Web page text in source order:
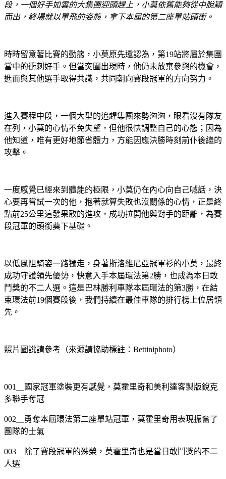
段，一個好手如雲的大集團迎頭趕上，小莫依舊能夠從中脫穎
而出，終場就以單飛的姿態，拿下本屆的第二座單站頭銜。
時時留意著比賽的動態，小莫原先還認為，第19站將屬於集團
當中的衝刺好手。但當突圍出現時，他仍未放棄參與的機會，
進而與其他選手取得共識，共同朝向賽段冠軍的方向努力。
進入賽程中段，一個大型的追趕集團來勢洶洶，眼看沒有隊友
在列，小莫的心情不免失望，但他很快調整自己的心態；因為
他知道，唯有更好地節省體力，方能因應決勝時刻前仆後繼的
攻擊。
一度感覺已經來到體能的極限，小莫仍在內心向自己喊話，決
心要再嘗試一次的他，抱著就算失敗也沒關係的心情，正是終
點前25公里這發果敢的進攻，成功拉開他與對手的距離，為賽
段冠軍的頭銜奠下基礎。
以低風阻騎姿一路獨走，身著斯洛維尼亞冠軍衫的小莫，最終
成功守護領先優勢，快意入手本屆環法第2勝，也成為本日敢
鬥獎的不二人選。這是巴林勝利車隊本屆環法的第3勝，在結
束環法前19個賽段後，我們持續在最佳車隊的排行榜上位居領
先。
照片圖說請參考（來源請協助標註：Bettiniphoto）
001＿國家冠軍塗裝更有感覺，莫霍里奇和美利達客製版銳克
多聯手奪冠
002＿勇奪本屆環法第二座單站冠軍，莫霍里奇用表現振奮了
團隊的士氣
003＿除了賽段冠軍的殊榮，莫霍里奇也是當日敢鬥獎的不二
人選